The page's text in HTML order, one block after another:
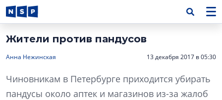
Жители против пандусов
Анна Нежинская 13 декабря 2017 в 05:30
Чиновникам в Петербурге приходится убирать
пандусы около аптек и магазинов из-за жалоб